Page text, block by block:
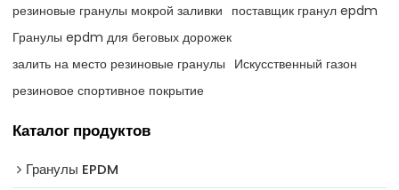
резиновые гранулы мокрой заливки поставщик гранул epdm
Гранулы epdm для беговых дорожек
залить на место резиновые гранулы Искусственный газон
резиновое спортивное покрытие
Каталог продуктов
Гранулы EPDM